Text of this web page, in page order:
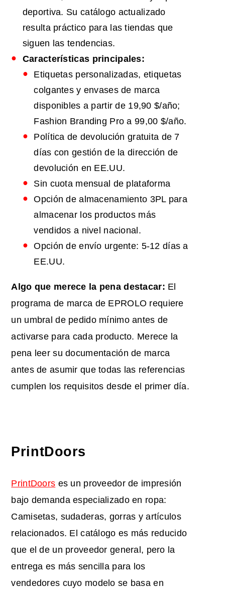
deportiva. Su catálogo actualizado
resulta práctico para las tiendas que
siguen las tendencias.
Características principales:
Etiquetas personalizadas, etiquetas
colgantes y envases de marca
disponibles a partir de 19,90 $/año;
Fashion Branding Pro a 99,00 $/año.
Política de devolución gratuita de 7
días con gestión de la dirección de
devolución en EE.UU.
Sin cuota mensual de plataforma
Opción de almacenamiento 3PL para
almacenar los productos más
vendidos a nivel nacional.
Opción de envío urgente: 5-12 días a
EE.UU.
Algo que merece la pena destacar: El
programa de marca de EPROLO requiere
un umbral de pedido mínimo antes de
activarse para cada producto. Merece la
pena leer su documentación de marca
antes de asumir que todas las referencias
cumplen los requisitos desde el primer día.
PrintDoors
PrintDoors es un proveedor de impresión
bajo demanda especializado en ropa:
Camisetas, sudaderas, gorras y artículos
relacionados. El catálogo es más reducido
que el de un proveedor general, pero la
entrega es más sencilla para los
vendedores cuyo modelo se basa en